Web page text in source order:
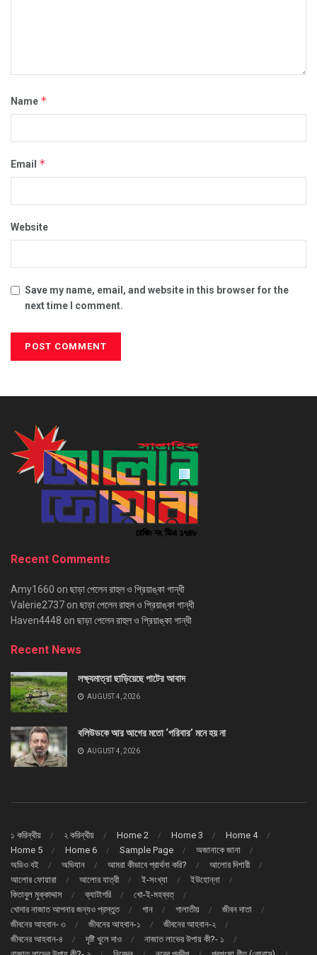
Name *
Email *
Website
Save my name, email, and website in this browser for the
next time I comment.
Recent Comments
Amy1660 on ছাড়া পেলেন রাহুল ও প্রিয়াঙ্কা গান্ধী
Valerie2737 on ছাড়া পেলেন রাহুল ও প্রিয়াঙ্কা গান্ধী
Haven4448 on ছাড়া পেলেন রাহুল ও প্রিয়াঙ্কা গান্ধী
Recent News
লক্ষ্যমাত্রা ছাড়িয়েছে পাটের আবাদ
AUGUST 4, 2026
বলিউডকে আর আগের মতো ‘পরিবার’ মনে হয় না
AUGUST 4, 2026
১ করিন্থীয় ২ করিন্থীয় Home 2 Home 3
Home 4
Home 5
Home 6 Sample Page
অজানাকে জানা
অডিও বই
অভিযান আমরা কীভাবে প্রার্থনা করি?
আলোর দিশারী
আলোর ফোয়ারা
আলোর যাত্রী ই-সংখ্যা
ইউহোন্না
কিতাবুল মুক্কাদ্দাস
ক্যাটাগরি
খো-ই-মহব্বত্
খোদার নাজাত আপনার জন্যও প্রস্তুত
গান গালাতীয়
জীবন দাতা
জীবনের আহবান- ৩
জীবনের আহবান-১
জীবনের আহবান-২
জীবনের আহবান-৪
দৃষ্টি খুলে দাও
নাজাত লাভের উপায় কী?- ১